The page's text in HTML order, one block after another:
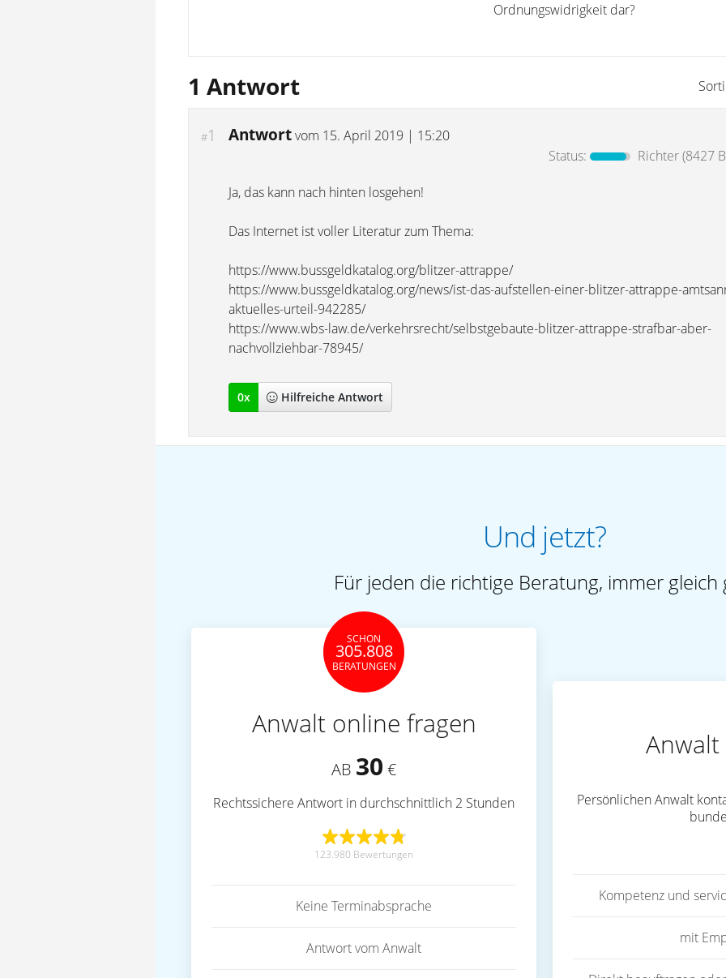
Ordnungswidrigkeit dar?
1 Antwort
#1 Antwortvom 15. April 2019 | 15:20
Status:
Richter(8427
Ja, das kann nach hinten losgehen!
Das Internet ist voller Literatur zum Thema:
https://www.bussgeldkatalog.org/blitzer-attrappe/
https://www.bussgeldkatalog.org/news/ist-das-aufstellen-einer-blitzer-attrappe-
aktuelles-urteil-942285/
https://www.wbs-law.de/verkehrsrecht/selbstgebaute-blitzer-attrappe-strafbar-aber-
nachvollziehbar-78945/
0x Hilfreiche Antwort
Und jetzt?
Für jeden die richtige Beratung, immer gleich
SCHON
305.808
BERATUNGEN
Anwalt online fragen
AB 30 €
Rechtssichere Antwort in durchschnittlich 2 Stunden
123.980 Bewertungen
Keine Terminabsprache
Antwort vom Anwalt
Persönlichen Anwalt
Kompetenz und
mit